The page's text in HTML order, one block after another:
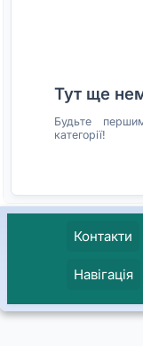
Тут ще
Будьте
категорії!
Контакти
Навігація